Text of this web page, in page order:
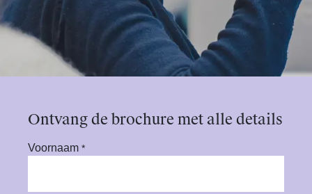
Ontvang de brochure met alle details
Voornaam *